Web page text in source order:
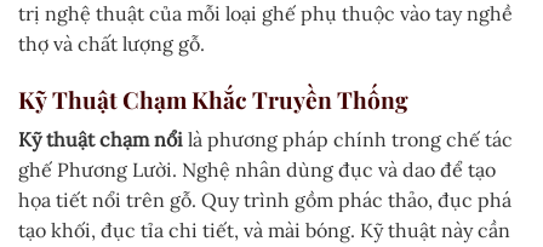
trị nghệ thuật của mỗi loại ghế phụ thuộc vào tay nghề
thợ và chất lượng gỗ.
Kỹ Thuật Chạm Khắc Truyền Thống
Kỹ thuật chạm nổi là phương pháp chính trong chế tác
ghế Phương Lười. Nghệ nhân dùng đục và dao để tạo
họa tiết nổi trên gỗ. Quy trình gồm phác thảo, đục phá
tạo khối, đục tỉa chi tiết, và mài bóng. Kỹ thuật này cần